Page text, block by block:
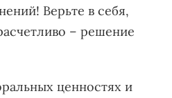
Верьте в себя,
– решение
ценностях и